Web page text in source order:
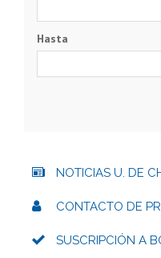
Hasta
NOTICIAS U. DE
CONTACTO DE
SUSCRIPCIÓN A